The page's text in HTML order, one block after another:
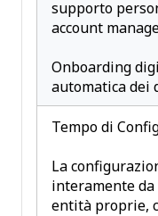
supporto
account
Onboarding
automatica dei
Tempo di
La
interamente da
entità proprie,